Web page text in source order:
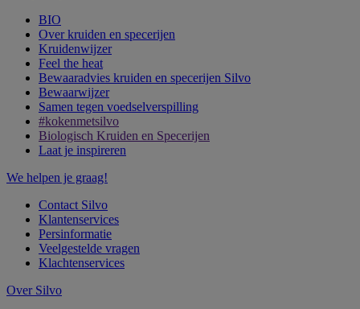
BIO
Over kruiden en specerijen
Kruidenwijzer
Feel the heat
Bewaaradvies kruiden en specerijen Silvo
Bewaarwijzer
Samen tegen voedselverspilling
#kokenmetsilvo
Biologisch Kruiden en Specerijen
Laat je inspireren
We helpen je graag!
Contact Silvo
Klantenservices
Persinformatie
Veelgestelde vragen
Klachtenservices
Over Silvo